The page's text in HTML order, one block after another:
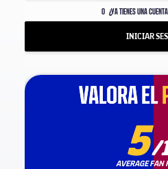
O ¿YA TIENES UNA
INICIAR
VALORA EL
VALORA EL
5/
AVERAGE FAN